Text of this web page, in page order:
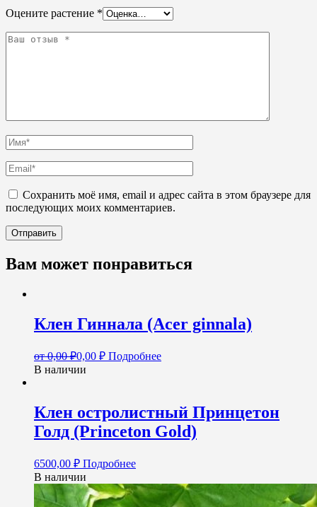
Оцените растение *
Сохранить моё имя, email и адрес сайта в этом браузере для
последующих моих комментариев.
Вам может понравиться
Клен Гиннала (Acer ginnala)
от0,00₽0,00 ₽ Подробнее
В наличии
Клен остролистный Принцетон
Голд (Princeton Gold)
6500,00 ₽ Подробнее
В наличии